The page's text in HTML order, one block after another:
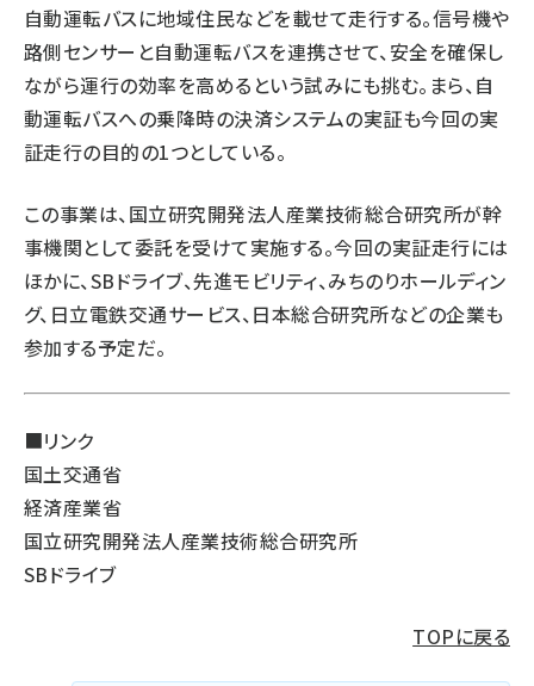
自動運転バスに地域住民などを載せて走行する。信号機や
路側センサーと自動運転バスを連携させて、安全を確保し
ながら運行の効率を高めるという試みにも挑む。まら、自
動運転バスへの乗降時の決済システムの実証も今回の実
証走行の目的の1つとしている。
この事業は、国立研究開発法人産業技術総合研究所が幹
事機関として委託を受けて実施する。今回の実証走行には
ほかに、SBドライブ、先進モビリティ、みちのりホールディン
グ、日立電鉄交通サービス、日本総合研究所などの企業も
参加する予定だ。
■リンク
国土交通省
経済産業省
国立研究開発法人産業技術総合研究所
SBドライブ
TOPに戻る